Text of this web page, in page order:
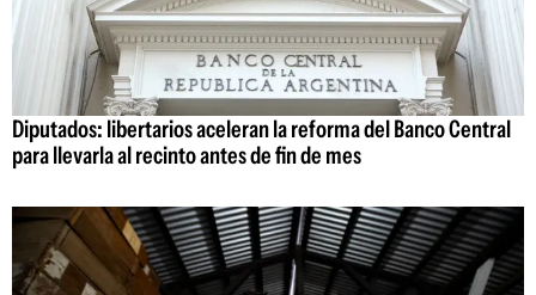
Diputados: libertarios aceleran la reforma del Banco Central
para llevarla al recinto antes de fin de mes